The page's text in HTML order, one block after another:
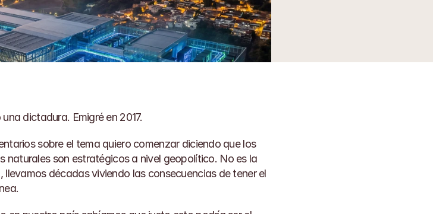
dictadura. Emigré en 2017.
sobre el tema quiero comenzar diciendo que los
naturales son estratégicos a nivel geopolítico. No es la
décadas viviendo las consecuencias de tener el